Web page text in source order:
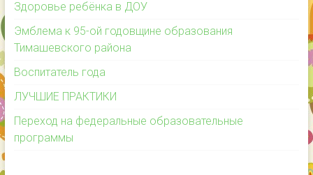
Здоровье ребёнка в ДОУ
Эмблема к 95-ой годовщине образования
Тимашевского района
Воспитатель года
ЛУЧШИЕ ПРАКТИКИ
Переход на федеральные образовательные
программы